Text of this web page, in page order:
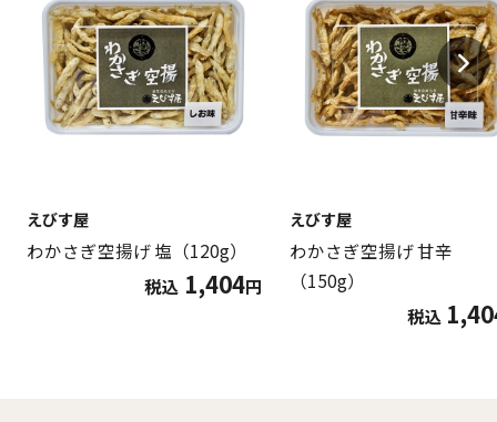
えびす屋
わかさぎ空揚げ 塩（120g）
税込 1,404円
えびす屋
わかさぎ空揚げ 甘辛
（150g）
税込